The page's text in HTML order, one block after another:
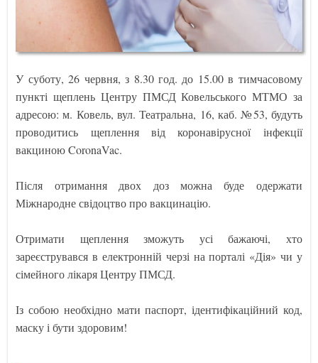
У суботу, 26 червня, з 8.30 год. до 15.00 в тимчасовому
пункті щеплень Центру ПМСД Ковельського МТМО за
адресою: м. Ковель, вул. Театральна, 16, каб. №53, будуть
проводитись щеплення від коронавірусної інфекції
вакциною CoronaVac.
Після отримання двох доз можна буде одержати
Міжнародне свідоцтво про вакцинацію.
Отримати щеплення зможуть усі бажаючі, хто
зареєструвався в електронній черзі на порталі «Дія» чи у
сімейного лікаря Центру ПМСД.
Із собою необхідно мати паспорт, ідентифікаційний код,
маску і бути здоровим!